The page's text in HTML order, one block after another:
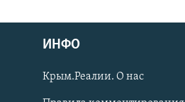
ИНФО
Крым.Реалии. О нас